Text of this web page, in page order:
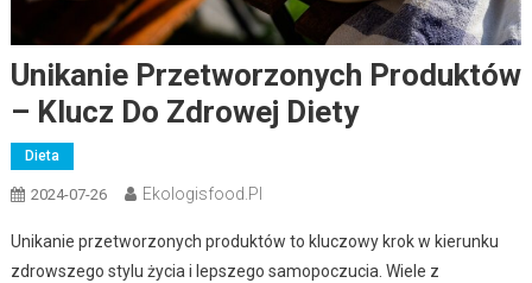
Unikanie Przetworzonych Produktów
– Klucz Do Zdrowej Diety
Dieta
2024-07-26 Ekologisfood.pl
Unikanie przetworzonych produktów to kluczowy krok w kierunku
zdrowszego stylu życia i lepszego samopoczucia. Wiele z